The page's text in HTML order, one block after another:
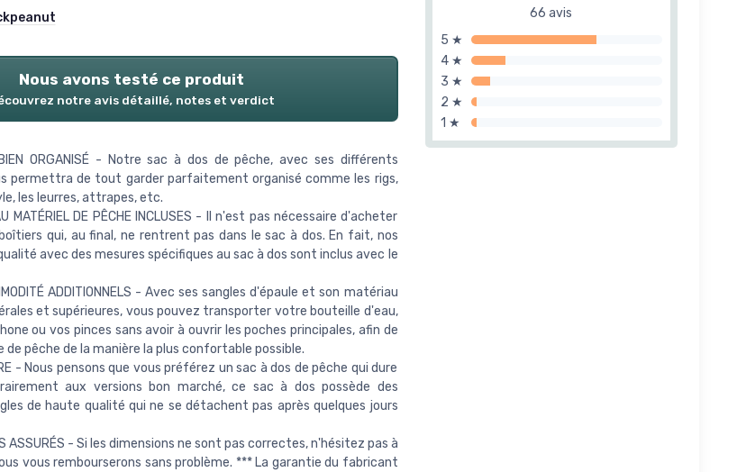
66 avis
5 ★
4 ★
3 ★
2 ★
1 ★
Nous avons testé ce produit
notre avis détaillé, notes et verdict
ORGANISÉ - Notre sac à dos de pêche, avec ses différents
permettra de tout garder parfaitement organisé comme les rigs,
les leurres, attrapes, etc.
MATÉRIEL DE PÊCHE INCLUSES - Il n'est pas nécessaire d'acheter
qui, au final, ne rentrent pas dans le sac à dos. En fait, nos
avec des mesures spécifiques au sac à dos sont inclus avec le
ADDITIONNELS - Avec ses sangles d'épaule et son matériau
et supérieures, vous pouvez transporter votre bouteille d'eau,
ou vos pinces sans avoir à ouvrir les poches principales, afin de
de pêche de la manière la plus confortable possible.
- Nous pensons que vous préférez un sac à dos de pêche qui dure
aux versions bon marché, ce sac à dos possède des
de haute qualité qui ne se détachent pas après quelques jours
ASSURÉS - Si les dimensions ne sont pas correctes, n'hésitez pas à
vous rembourserons sans problème. *** La garantie du fabricant